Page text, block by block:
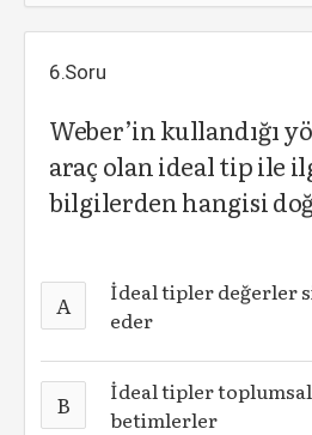
6.Soru
Weber’in kullandığı
araç olan ideal tip ile
bilgilerden hangisi
A
İdeal tipler değerler
eder
B
İdeal tipler
betimlerler